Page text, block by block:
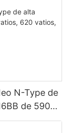
N-Type de
de 590
vatios con